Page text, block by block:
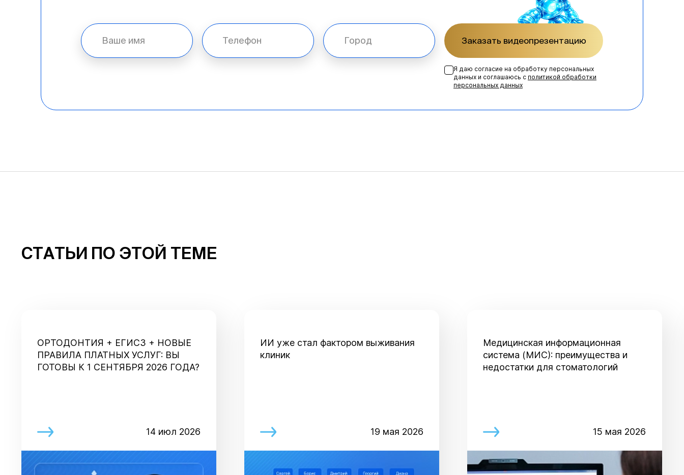
Заказать видеопрезентацию
Я даю согласие на обработку персональных
данных и соглашаюсь с политикой обработки
персональных данных
СТАТЬИ ПО ЭТОЙ ТЕМЕ
ОРТОДОНТИЯ + ЕГИСЗ + НОВЫЕ
ПРАВИЛА ПЛАТНЫХ УСЛУГ: ВЫ
ГОТОВЫ К 1 СЕНТЯБРЯ 2026 ГОДА?
14 июл 2026
ИИ уже стал фактором выживания
клиник
19 мая 2026
Медицинская информационная
система (МИС): преимущества и
недостатки для стоматологий
15 мая 2026